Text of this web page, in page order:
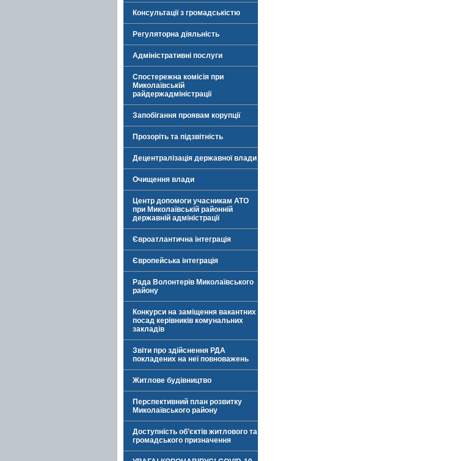
Консультації з громадськістю
Регуляторна діяльність
Адміністративні послуги
Спостережна комісія при
Миколаївській
райдержадміністрації
Запобігання проявам корупції
Прозоріть та підзвітність
Децентралізація державної влади
Очищення влади
Центр допомоги учасникам АТО
при Миколаївській районній
державній адміністрації
Євроатлантична інтеграція
Європейська інтеграція
Рада Волонтерів Миколаївського
району
Конкурси на заміщення вакантних
посад керівників комунальних
закладів
Звіти про здійснення РДА
покладених на неї повноважень
Житлове будівництво
Перспективний план розвитку
Миколаївського району
Доступність об’єктів житлового та
громадського призначення